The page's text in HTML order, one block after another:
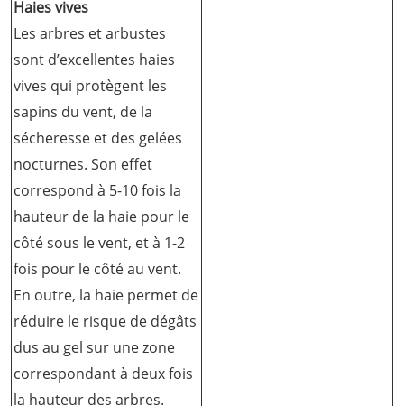
Haies vives
Les arbres et arbustes
sont d’excellentes haies
vives qui protègent les
sapins du vent, de la
sécheresse et des gelées
nocturnes. Son effet
correspond à 5-10 fois la
hauteur de la haie pour le
côté sous le vent, et à 1-2
fois pour le côté au vent.
En outre, la haie permet de
réduire le risque de dégâts
dus au gel sur une zone
correspondant à deux fois
la hauteur des arbres.